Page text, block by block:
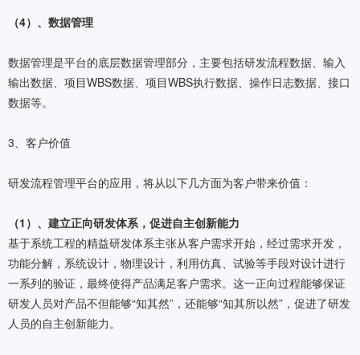
（4）、数据管理
数据管理是平台的底层数据管理部分，主要包括研发流程数据、输入
输出数据、项目WBS数据、项目WBS执行数据、操作日志数据、接口
数据等。
3、客户价值
研发流程管理平台的应用，将从以下几方面为客户带来价值：
（1）、建立正向研发体系，促进自主创新能力
基于系统工程的精益研发体系主张从客户需求开始，经过需求开发，
功能分解，系统设计，物理设计，利用仿真、试验等手段对设计进行
一系列的验证，最终使得产品满足客户需求。这一正向过程能够保证
研发人员对产品不但能够“知其然”，还能够“知其所以然”，促进了研发
人员的自主创新能力。